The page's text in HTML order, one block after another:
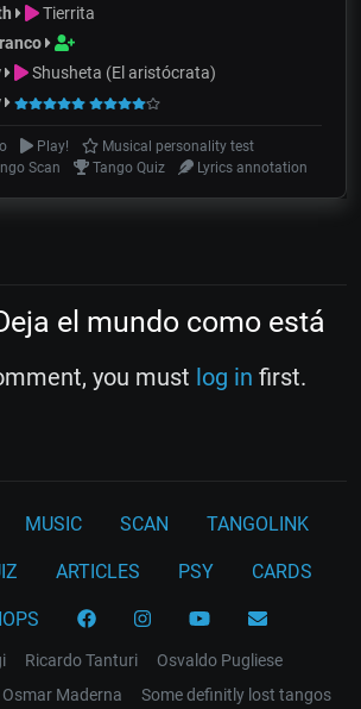
Tierrita
Shusheta (El aristócrata)
Play!
Musical personality test
Scan Tango Quiz Lyrics annotation
el mundo como está
you must log in first.
MUSIC SCAN TANGOLINK
ARTICLES PSY CARDS
Ricardo Tanturi
Osvaldo Pugliese
Osmar Maderna Some definitly lost tangos